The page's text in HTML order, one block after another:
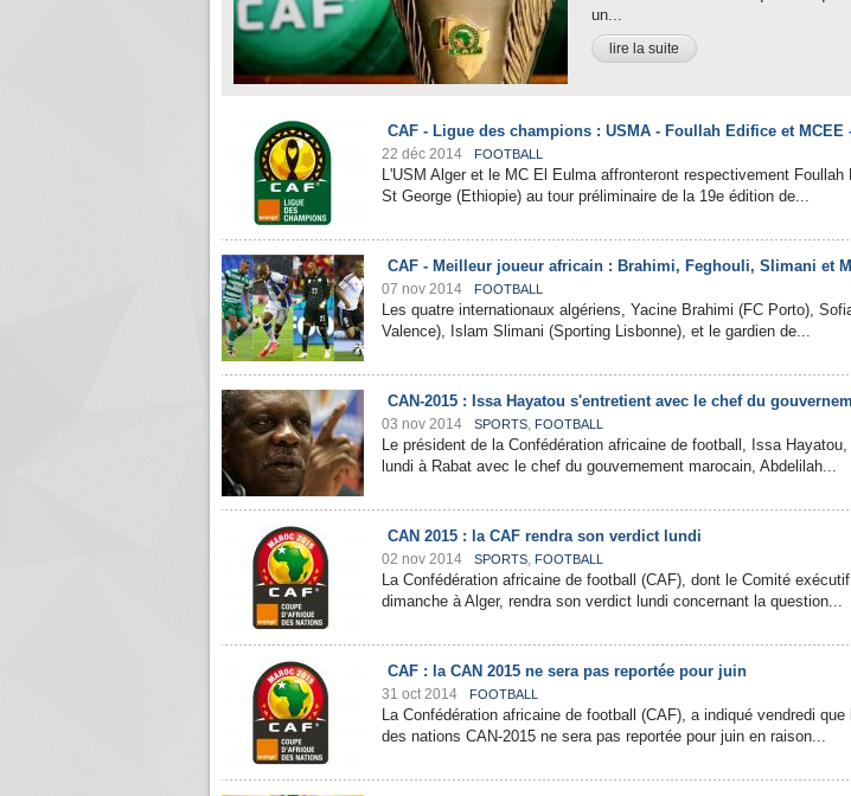
un...
lire la suite
CAF - Ligue des champions : USMA - Foullah Edifice et MCEE
22 déc 2014 FOOTBALL
L'USM Alger et le MC El Eulma affronteront respectivement Foullah
St George (Ethiopie) au tour préliminaire de la 19e édition de...
CAF - Meilleur joueur africain : Brahimi, Feghouli, Slimani et
07 nov 2014 FOOTBALL
Les quatre internationaux algériens, Yacine Brahimi (FC Porto),
Valence), Islam Slimani (Sporting Lisbonne), et le gardien de...
CAN-2015 : Issa Hayatou s'entretient avec le chef du
03 nov 2014 SPORTS, FOOTBALL
Le président de la Confédération africaine de football, Issa
lundi à Rabat avec le chef du gouvernement marocain, Abdelilah...
CAN 2015 : la CAF rendra son verdict lundi
02 nov 2014 SPORTS, FOOTBALL
La Confédération africaine de football (CAF), dont le Comité
dimanche à Alger, rendra son verdict lundi concernant la question...
CAF : la CAN 2015 ne sera pas reportée pour juin
31 oct 2014 FOOTBALL
La Confédération africaine de football (CAF), a indiqué vendredi que
des nations CAN-2015 ne sera pas reportée pour juin en raison...